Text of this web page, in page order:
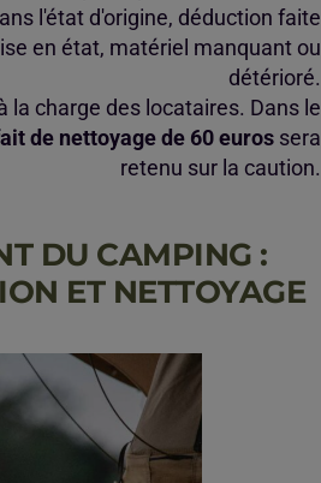
l'état d'origine, déduction faite
en état, matériel manquant ou
détérioré.
la charge des locataires. Dans le
de nettoyage de 60 euros sera
retenu sur la caution.
DU CAMPING :
ET NETTOYAGE